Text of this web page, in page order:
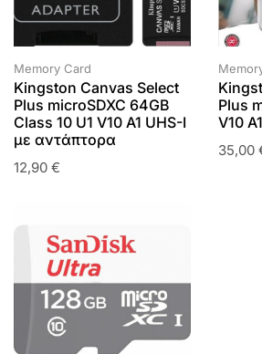
Memory Card
Kingston Canvas Select
Plus microSDXC 64GB
Class 10 U1 V10 A1 UHS-I
με αντάπτορα
12,90 €
Plus
V10
35,00